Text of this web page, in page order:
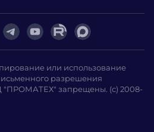
или использование
разрешения
запрещены. (с) 2008-